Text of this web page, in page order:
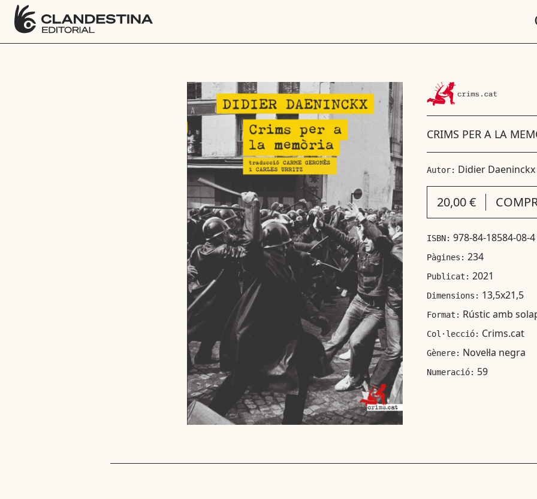
CRIMS PER A LA
Autor: Didier Daeninckx
20,00 €
ISBN: 978-84-18584-08-4
Pàgines: 234
Publicat: 2021
Dimensions: 13,5x21,5
Format: Rústic amb
Col·lecció: Crims.cat
Gènere: Novel·la negra
Numeració: 59